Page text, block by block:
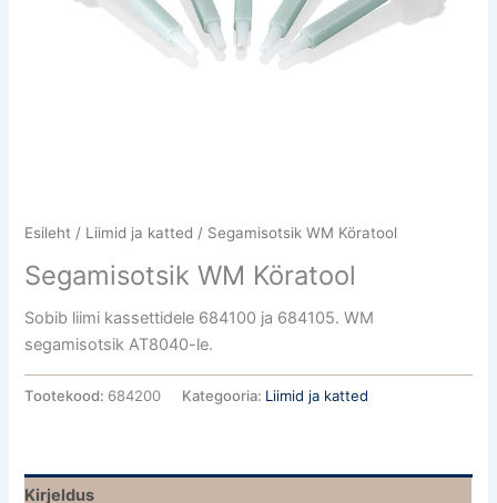
Esileht / Liimid ja katted / Segamisotsik WM Köratool
Segamisotsik WM Köratool
Sobib liimi kassettidele 684100 ja 684105. WM
segamisotsik AT8040-le.
Tootekood: 684200 Kategooria: Liimid ja katted
Kirjeldus